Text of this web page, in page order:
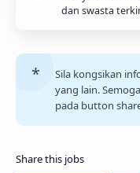
dan swasta
Sila kongsikan
yang lain.
pada button